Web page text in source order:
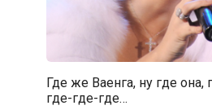
Где же Ваенга, ну где она,
где-где-где…